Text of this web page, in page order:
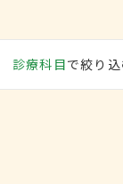
診療科目で絞り込